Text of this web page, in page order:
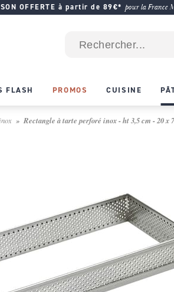
OFFERTE à partir de 89€* pour la France
FLASH PROMOS CUISINE
Rectangle à tarte perforé inox - ht 3,5 cm - 20